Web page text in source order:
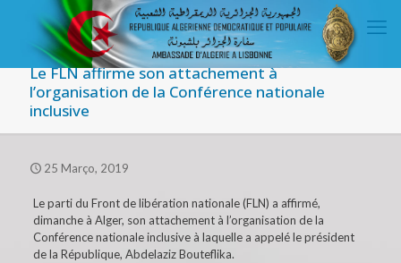
Le FLN affirme son attachement à
l’organisation de la Conférence nationale
inclusive
25 Março, 2019
Le parti du Front de libération nationale (FLN) a affirmé,
dimanche à Alger, son attachement à l’organisation de la
Conférence nationale inclusive à laquelle a appelé le président
de la République, Abdelaziz Bouteflika.